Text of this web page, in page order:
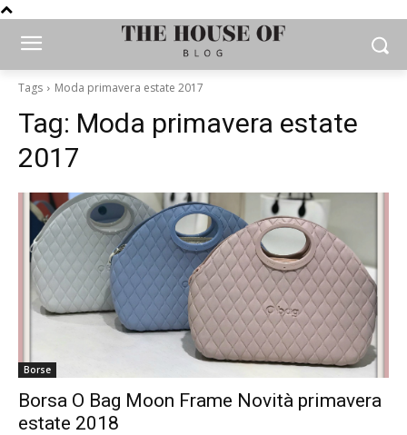
Tags Moda primavera estate 2017
Tag: Moda primavera estate
2017
Borse
Borsa O Bag Moon Frame Novità primavera
estate 2018